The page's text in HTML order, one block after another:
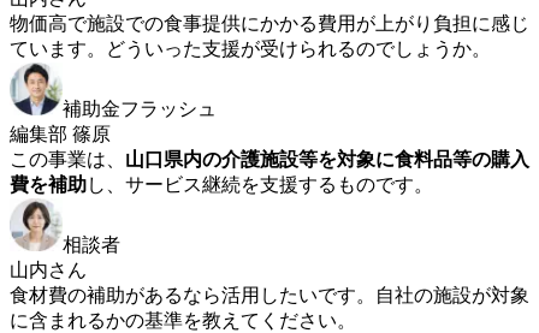
物価高で施設での食事提供にかかる費用が上がり負担に感じ
ています。どういった支援が受けられるのでしょうか。
補助金フラッシュ
編集部 篠原
この事業は、 山口県内の介護施設等を対象に食料品等の購入
費を補助し、サービス継続を支援するものです。
相談者
山内さん
食材費の補助があるなら活用したいです。自社の施設が対象
に含まれるかの基準を教えてください。